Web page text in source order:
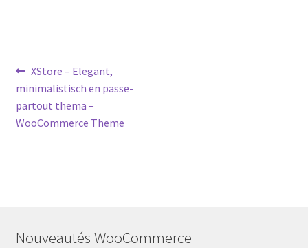
Post
navigation
Previous
post:
XStore – Elegant,
minimalistisch en passe-
partout thema –
WooCommerce Theme
Nouveautés WooCommerce